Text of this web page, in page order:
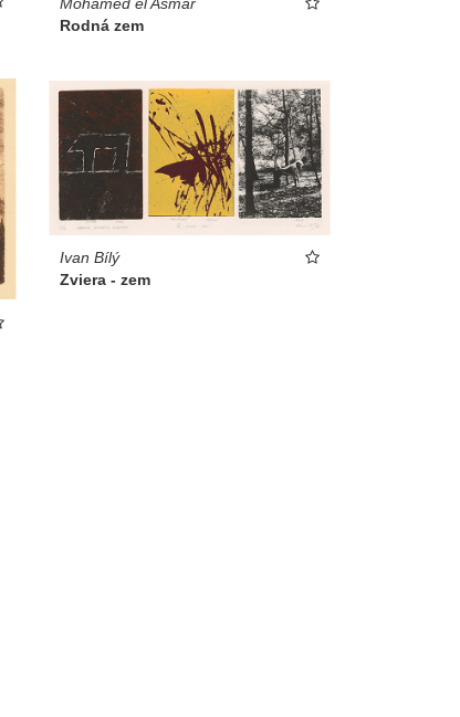
Rodná zem
Ivan Bílý
Zviera - zem